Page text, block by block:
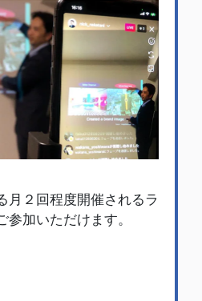
月２回程度開催されるラ
加いただけます。